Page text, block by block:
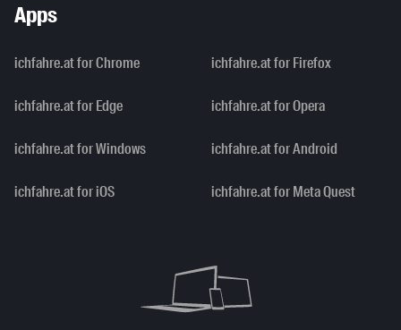
Apps
ichfahre.at for Chrome ichfahre.at for Firefox
ichfahre.at for Edge ichfahre.at for Opera
ichfahre.at for Windows ichfahre.at for Android
ichfahre.at for iOS ichfahre.at for Meta Quest